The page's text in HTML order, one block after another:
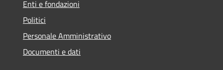
Enti e fondazioni
Politici
Personale Amministrativo
Documenti e dati